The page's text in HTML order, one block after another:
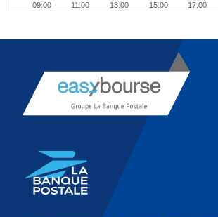
09:00 11:00 13:00 15:00 17:00